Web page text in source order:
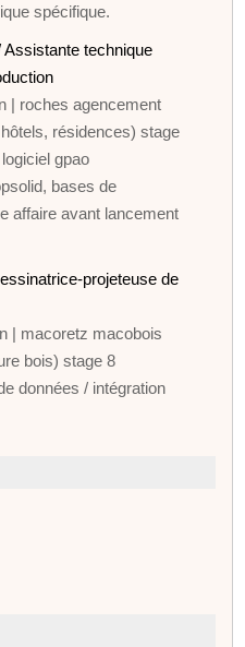
spécifique.
Assistante technique
| roches agencement
résidences) stage
gpao
bases de
affaire avant lancement
projeteuse de
| macoretz macobois
bois) stage 8
données / intégration